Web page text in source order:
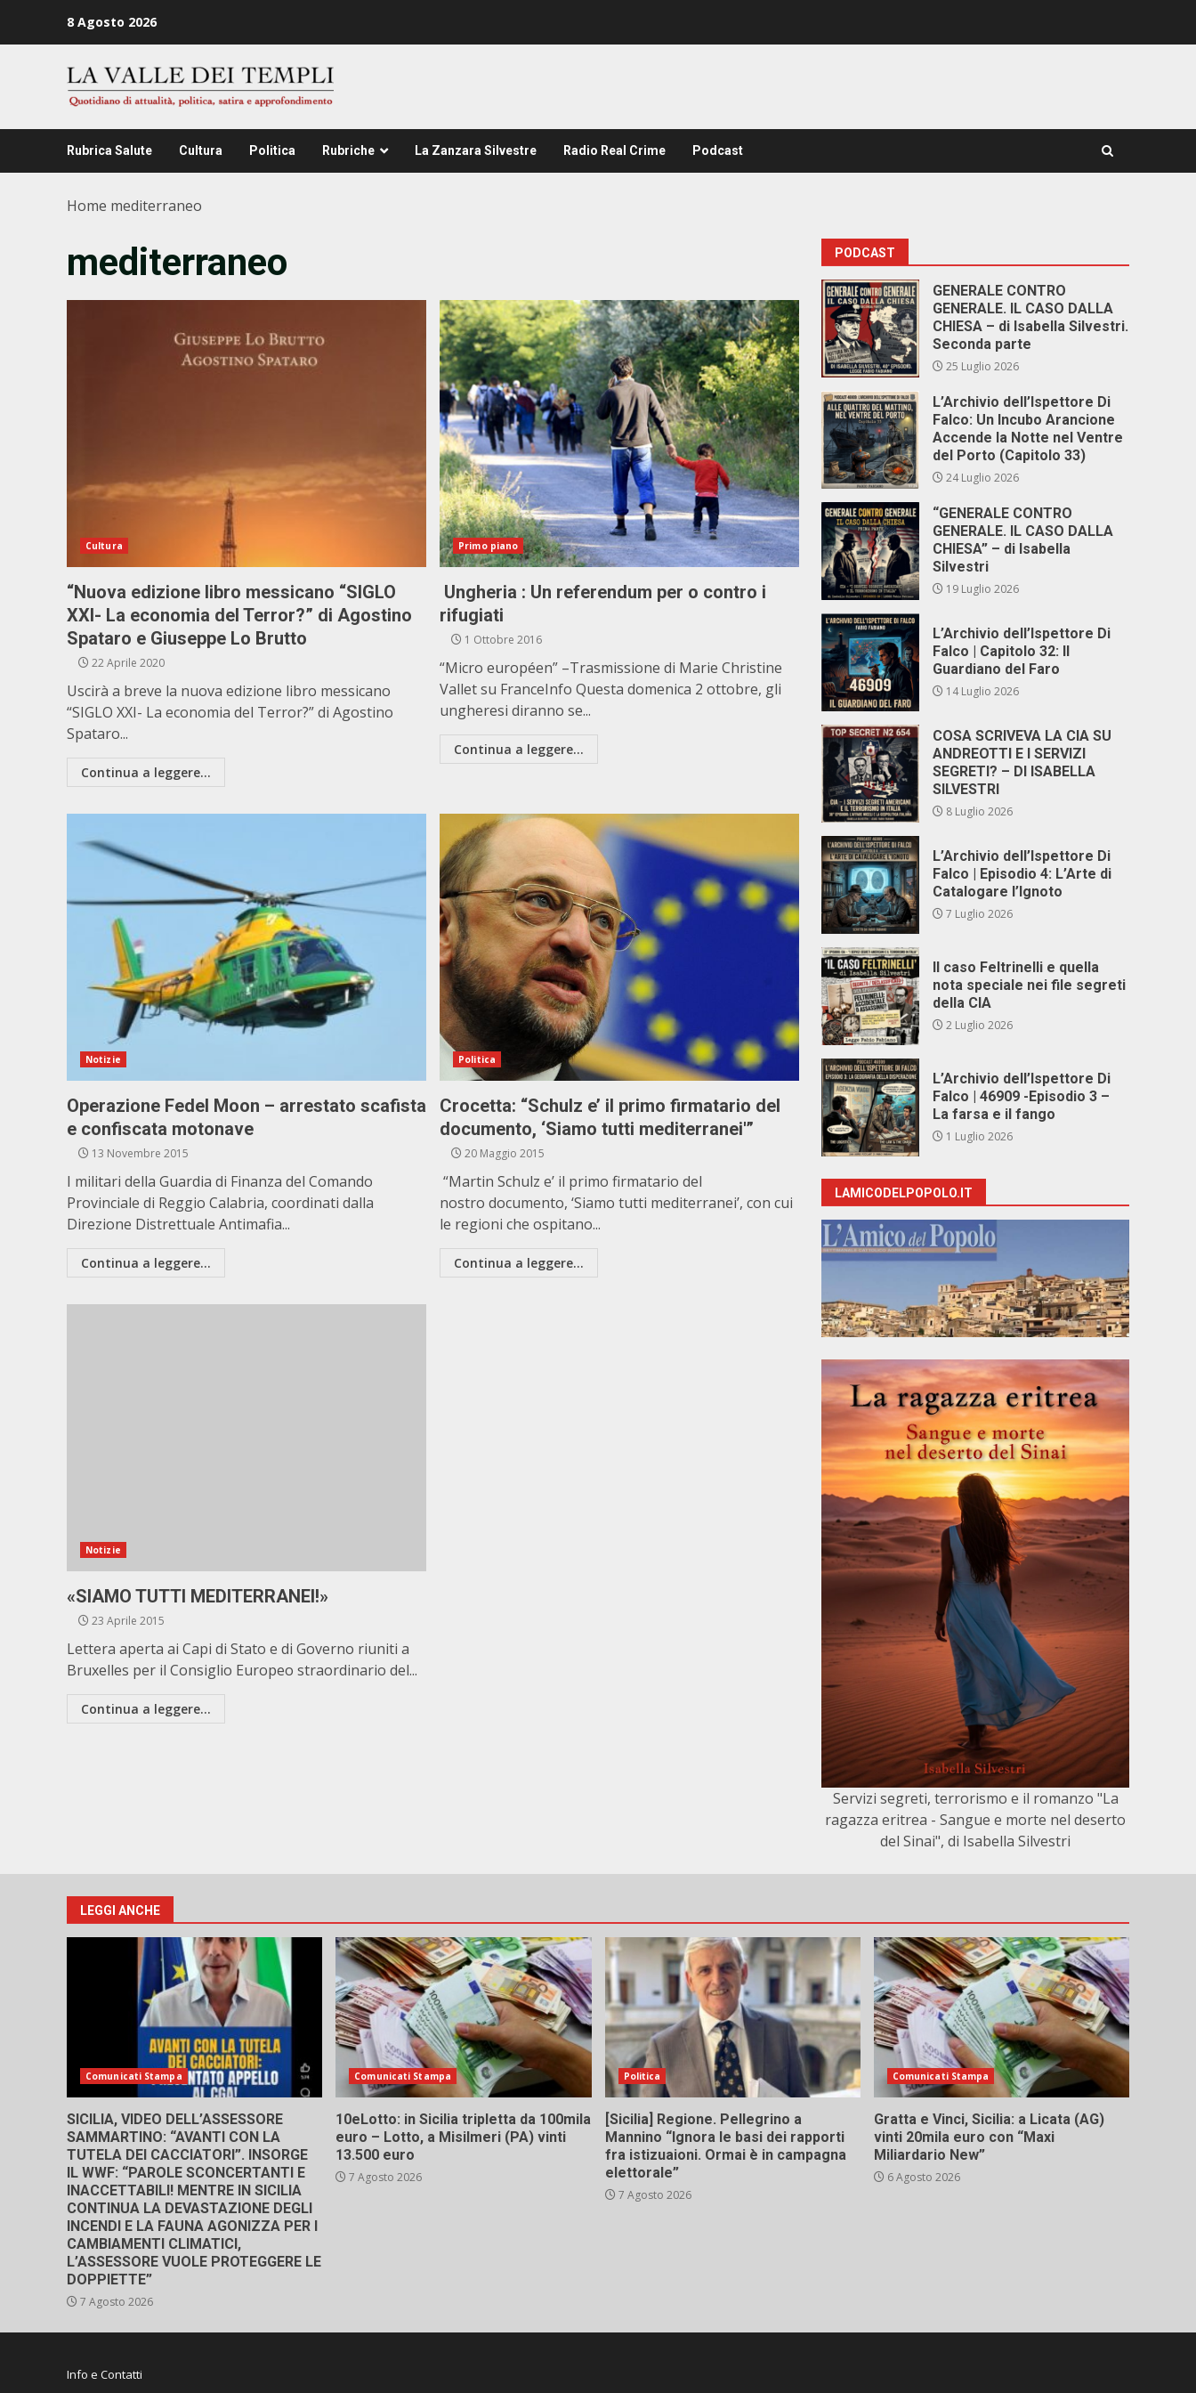
8 Agosto 2026
Rubrica Salute Cultura Politica Rubriche La Zanzara Silvestre Radio Real Crime Podcast
Home mediterraneo
mediterraneo
Cultura
“Nuova edizione libro messicano “SIGLO
XXI- La economia del Terror?” di Agostino
Spataro e Giuseppe Lo Brutto
22 Aprile 2020
Uscirà a breve la nuova edizione libro messicano
“SIGLO XXI- La economia del Terror?” di Agostino
Spataro...
Continua a leggere...
Primo piano
Ungheria : Un referendum per o contro i
rifugiati
1 Ottobre 2016
“Micro européen” –Trasmissione di Marie Christine
Vallet su FranceInfo Questa domenica 2 ottobre, gli
ungheresi diranno se...
Continua a leggere...
Notizie
Operazione Fedel Moon – arrestato scafista
e confiscata motonave
13 Novembre 2015
I militari della Guardia di Finanza del Comando
Provinciale di Reggio Calabria, coordinati dalla
Direzione Distrettuale Antimafia...
Continua a leggere...
Politica
Crocetta: “Schulz e’ il primo firmatario del
documento, ‘Siamo tutti mediterranei'”
20 Maggio 2015
“Martin Schulz e’ il primo firmatario del
nostro documento, ‘Siamo tutti mediterranei’, con cui
le regioni che ospitano...
Continua a leggere...
Notizie
«SIAMO TUTTI MEDITERRANEI!»
23 Aprile 2015
Lettera aperta ai Capi di Stato e di Governo riuniti a
Bruxelles per il Consiglio Europeo straordinario del...
Continua a leggere...
PODCAST
GENERALE CONTRO
GENERALE. IL CASO DALLA
CHIESA – di Isabella Silvestri.
Seconda parte
25 Luglio 2026
L’Archivio dell’Ispettore Di
Falco: Un Incubo Arancione
Accende la Notte nel Ventre
del Porto (Capitolo 33)
24 Luglio 2026
“GENERALE CONTRO
GENERALE. IL CASO DALLA
CHIESA” – di Isabella
Silvestri
19 Luglio 2026
L’Archivio dell’Ispettore Di
Falco | Capitolo 32: Il
Guardiano del Faro
14 Luglio 2026
COSA SCRIVEVA LA CIA SU
ANDREOTTI E I SERVIZI
SEGRETI? – DI ISABELLA
SILVESTRI
8 Luglio 2026
L’Archivio dell’Ispettore Di
Falco | Episodio 4: L’Arte di
Catalogare l’Ignoto
7 Luglio 2026
Il caso Feltrinelli e quella
nota speciale nei file segreti
della CIA
2 Luglio 2026
L’Archivio dell’Ispettore Di
Falco | 46909 -Episodio 3 –
La farsa e il fango
1 Luglio 2026
LAMICODELPOPOLO.IT
Servizi segreti, terrorismo e il romanzo "La
ragazza eritrea - Sangue e morte nel deserto
del Sinai", di Isabella Silvestri
LEGGI ANCHE
Comunicati Stampa
SICILIA, VIDEO DELL’ASSESSORE
SAMMARTINO: “AVANTI CON LA
TUTELA DEI CACCIATORI”. INSORGE
IL WWF: “PAROLE SCONCERTANTI E
INACCETTABILI! MENTRE IN SICILIA
CONTINUA LA DEVASTAZIONE DEGLI
INCENDI E LA FAUNA AGONIZZA PER I
CAMBIAMENTI CLIMATICI,
L’ASSESSORE VUOLE PROTEGGERE LE
DOPPIETTE”
7 Agosto 2026
Comunicati Stampa
10eLotto: in Sicilia tripletta da 100mila
euro – Lotto, a Misilmeri (PA) vinti
13.500 euro
7 Agosto 2026
Politica
[Sicilia] Regione. Pellegrino a
Mannino “Ignora le basi dei rapporti
fra istizuaioni. Ormai è in campagna
elettorale”
7 Agosto 2026
Comunicati Stampa
Gratta e Vinci, Sicilia: a Licata (AG)
vinti 20mila euro con “Maxi
Miliardario New”
6 Agosto 2026
Info e Contatti